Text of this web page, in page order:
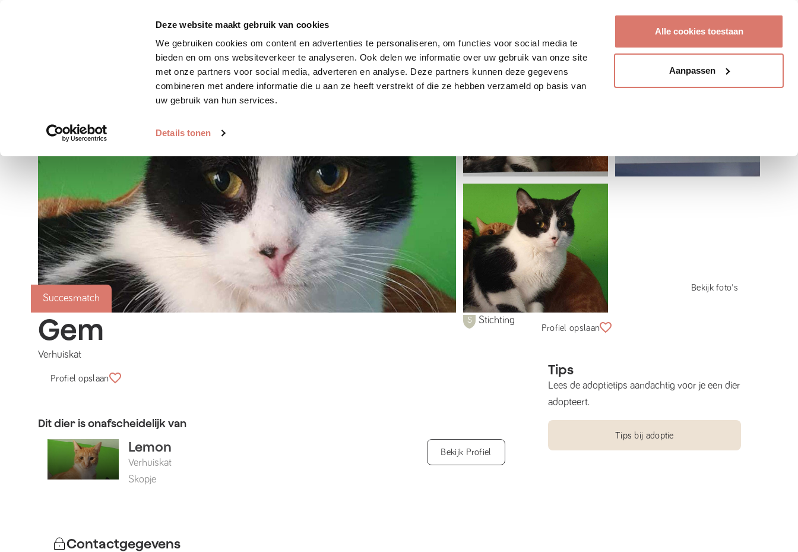
Deze website maakt gebruik van cookies
We gebruiken cookies om content en advertenties te personaliseren, om functies voor social media te
bieden en om ons websiteverkeer te analyseren. Ook delen we informatie over uw gebruik van onze site
met onze partners voor social media, adverteren en analyse. Deze partners kunnen deze gegevens
combineren met andere informatie die u aan ze heeft verstrekt of die ze hebben verzameld op basis van
uw gebruik van hun services.
Details tonen
Alle cookies toestaan
Aanpassen
Zoek huisdier Plaats huisdier Hoe werkt het?
Succesmatch
Bekijk foto's
Gem
Verhuiskat
Stichting
Profiel opslaan
Dit dier is onafscheidelijk van
Lemon
Verhuiskat
Skopje
Bekijk Profiel
Contactgegevens
Profiel opslaan
Tips
Lees de adoptietips aandachtig voor je een dier
adopteert.
Tips bij adoptie